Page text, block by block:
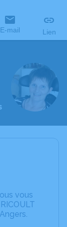
E-mail Lien
vous